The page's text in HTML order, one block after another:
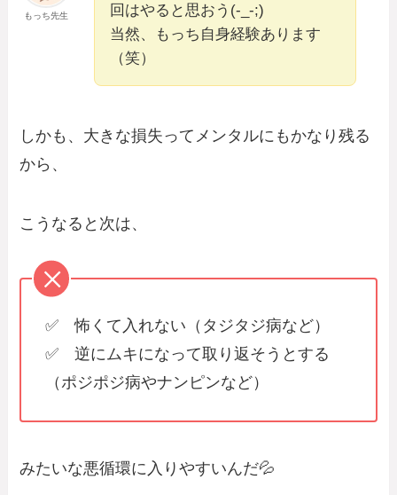
もっち先生
回はやると思おう(-_-;)
当然、もっち自身経験あります
（笑）
しかも、大きな損失ってメンタルにもかなり残る
から、
こうなると次は、
✅ 怖くて入れない（タジタジ病など）
✅ 逆にムキになって取り返そうとする
（ポジポジ病やナンピンなど）
みたいな悪循環に入りやすいんだ💦